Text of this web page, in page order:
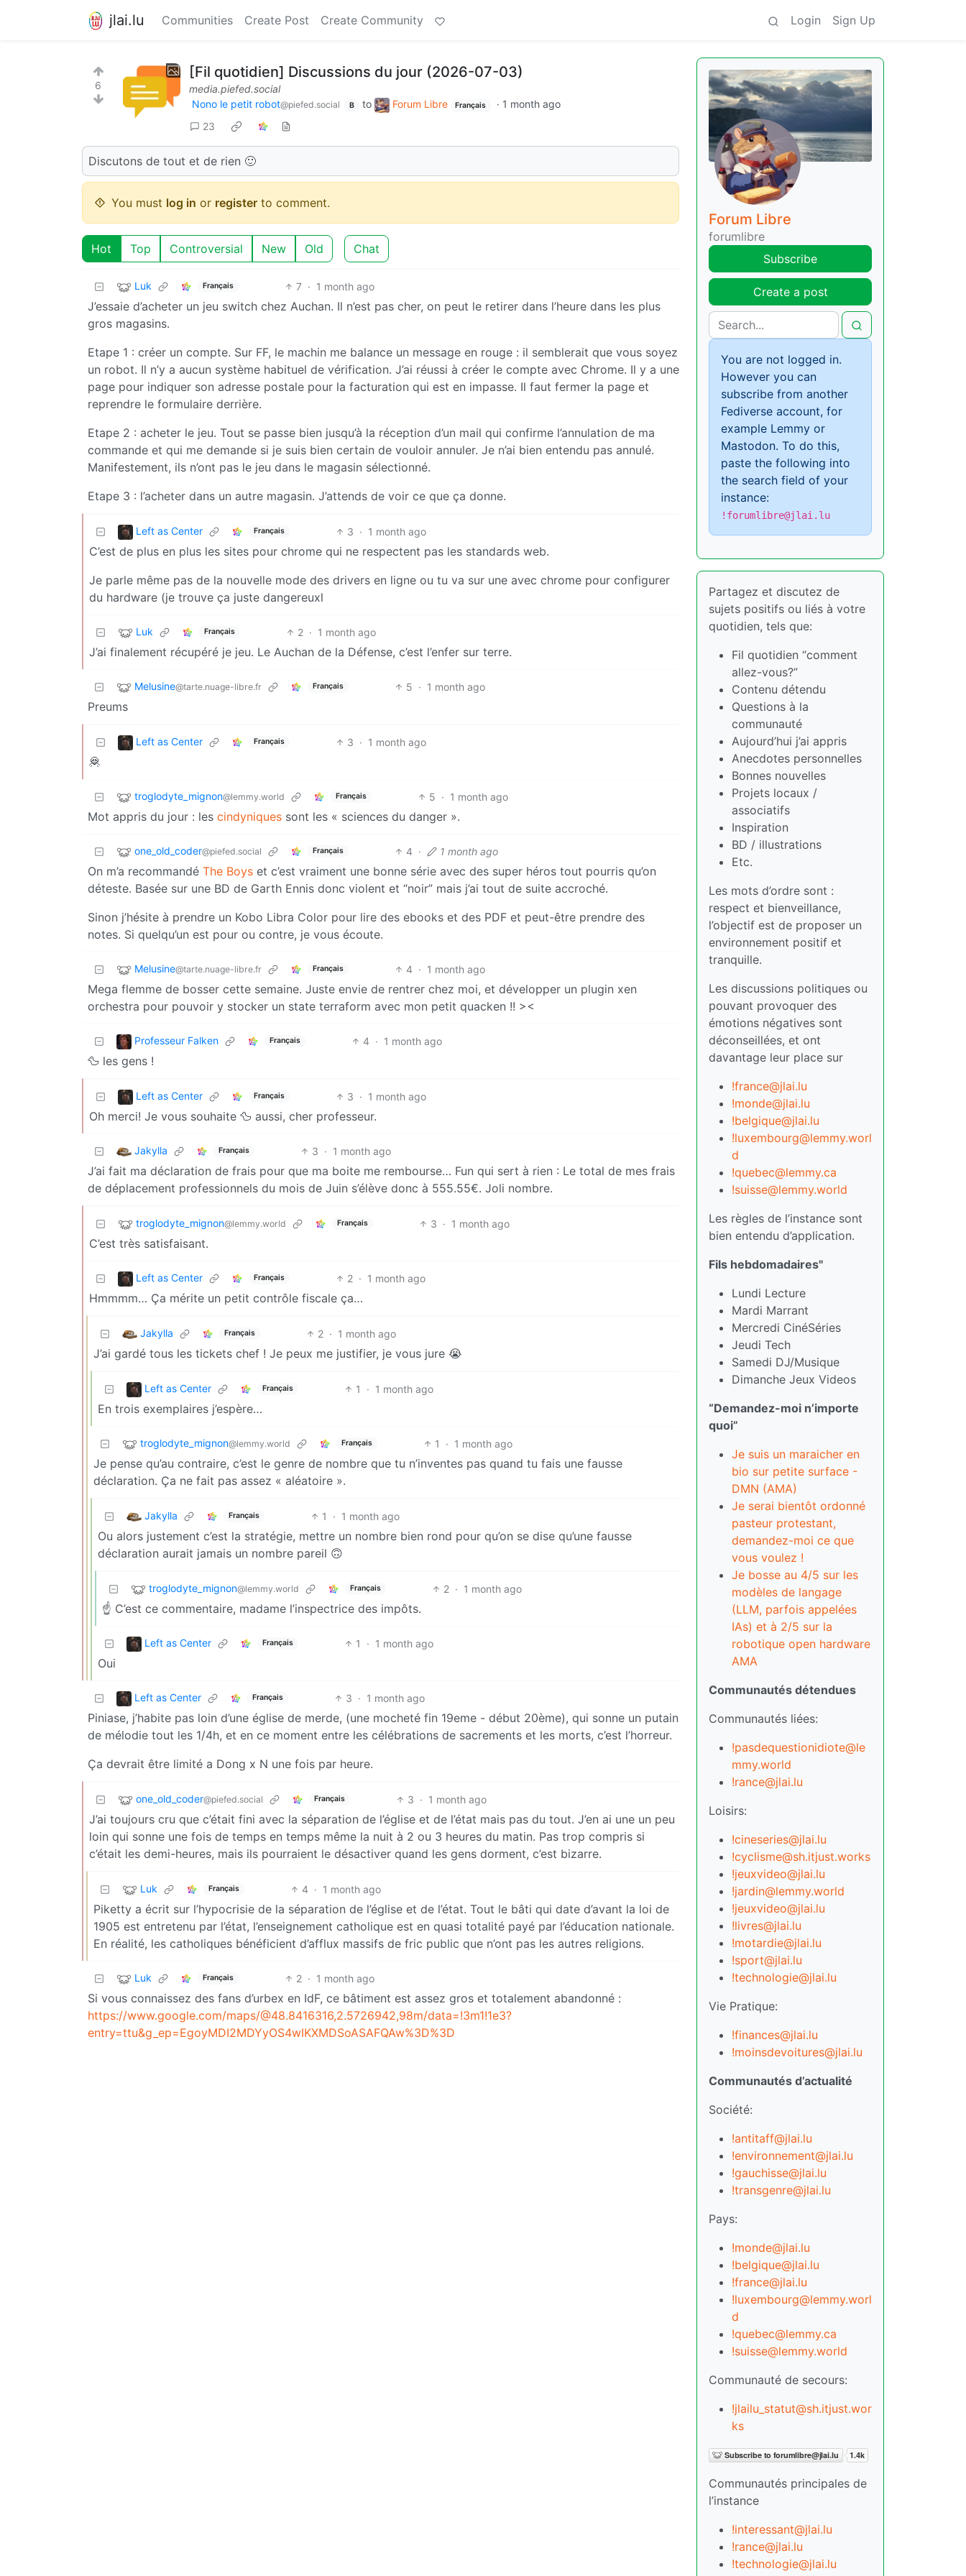
jlai.lu Communities Create Post Create Community Login Sign Up
6
[Fil quotidien] Discussions du jour (2026-07-03)
media.piefed.social
Nono le petit robot@piefed.social B to Forum Libre Français · 1 month ago
23
Discutons de tout et de rien 🙂
You must log in or register to comment.
Hot Top Controversial New Old Chat
Luk Français 7 · 1 month ago
J’essaie d’acheter un jeu switch chez Auchan. Il n’est pas cher, on peut le retirer dans l’heure dans les plus
gros magasins.
Etape 1 : créer un compte. Sur FF, le machin me balance un message en rouge : il semblerait que vous soyez
un robot. Il n’y a aucun système habituel de vérification. J’ai réussi à créer le compte avec Chrome. Il y a une
page pour indiquer son adresse postale pour la facturation qui est en impasse. Il faut fermer la page et
reprendre le formulaire derrière.
Etape 2 : acheter le jeu. Tout se passe bien jusqu’à la réception d’un mail qui confirme l’annulation de ma
commande et qui me demande si je suis bien certain de vouloir annuler. Je n’ai bien entendu pas annulé.
Manifestement, ils n’ont pas le jeu dans le magasin sélectionné.
Etape 3 : l’acheter dans un autre magasin. J’attends de voir ce que ça donne.
Left as Center Français 3 · 1 month ago
C’est de plus en plus les sites pour chrome qui ne respectent pas les standards web.
Je parle même pas de la nouvelle mode des drivers en ligne ou tu va sur une avec chrome pour configurer
du hardware (je trouve ça juste dangereuxl
Luk Français 2 · 1 month ago
J’ai finalement récupéré je jeu. Le Auchan de la Défense, c’est l’enfer sur terre.
Melusine@tarte.nuage-libre.fr Français 5 · 1 month ago
Preums
Left as Center Français 3 · 1 month ago
🦧
troglodyte_mignon@lemmy.world Français 5 · 1 month ago
Mot appris du jour : les cindyniques sont les « sciences du danger ».
one_old_coder@piefed.social Français 4 · 1 month ago
On m’a recommandé The Boys et c’est vraiment une bonne série avec des super héros tout pourris qu’on
déteste. Basée sur une BD de Garth Ennis donc violent et “noir” mais j’ai tout de suite accroché.
Sinon j’hésite à prendre un Kobo Libra Color pour lire des ebooks et des PDF et peut-être prendre des
notes. Si quelqu’un est pour ou contre, je vous écoute.
Melusine@tarte.nuage-libre.fr Français 4 · 1 month ago
Mega flemme de bosser cette semaine. Juste envie de rentrer chez moi, et développer un plugin xen
orchestra pour pouvoir y stocker un state terraform avec mon petit quacken !! ><
Professeur Falken Français 4 · 1 month ago
🦆 les gens !
Left as Center Français 3 · 1 month ago
Oh merci! Je vous souhaite 🦆 aussi, cher professeur.
Jakylla Français 3 · 1 month ago
J’ai fait ma déclaration de frais pour que ma boite me rembourse… Fun qui sert à rien : Le total de mes frais
de déplacement professionnels du mois de Juin s’élève donc à 555.55€. Joli nombre.
troglodyte_mignon@lemmy.world Français 3 · 1 month ago
C’est très satisfaisant.
Left as Center Français 2 · 1 month ago
Hmmmm… Ça mérite un petit contrôle fiscale ça…
Jakylla Français 2 · 1 month ago
J’ai gardé tous les tickets chef ! Je peux me justifier, je vous jure 😭
Left as Center Français 1 · 1 month ago
En trois exemplaires j’espère…
troglodyte_mignon@lemmy.world Français 1 · 1 month ago
Je pense qu’au contraire, c’est le genre de nombre que tu n’inventes pas quand tu fais une fausse
déclaration. Ça ne fait pas assez « aléatoire ».
Jakylla Français 1 · 1 month ago
Ou alors justement c’est la stratégie, mettre un nombre bien rond pour qu’on se dise qu’une fausse
déclaration aurait jamais un nombre pareil 🙃
troglodyte_mignon@lemmy.world Français 2 · 1 month ago
☝️ C’est ce commentaire, madame l’inspectrice des impôts.
Left as Center Français 1 · 1 month ago
Oui
Left as Center Français 3 · 1 month ago
Piniase, j’habite pas loin d’une église de merde, (une mocheté fin 19eme - début 20ème), qui sonne un putain
de mélodie tout les 1/4h, et en ce moment entre les célébrations de sacrements et les morts, c’est l’horreur.
Ça devrait être limité a Dong x N une fois par heure.
one_old_coder@piefed.social Français 3 · 1 month ago
J’ai toujours cru que c’était fini avec la séparation de l’église et de l’état mais pas du tout. J’en ai une un peu
loin qui sonne une fois de temps en temps même la nuit à 2 ou 3 heures du matin. Pas trop compris si
c’était les demi-heures, mais ils pourraient le désactiver quand les gens dorment, c’est bizarre.
Luk Français 4 · 1 month ago
Piketty a écrit sur l’hypocrisie de la séparation de l’église et de l’état. Tout le bâti qui date d’avant la loi de
1905 est entretenu par l’état, l’enseignement catholique est en quasi totalité payé par l’éducation nationale.
En réalité, les catholiques bénéficient d’afflux massifs de fric public que n’ont pas les autres religions.
Luk Français 2 · 1 month ago
Si vous connaissez des fans d’urbex en IdF, ce bâtiment est assez gros et totalement abandonné :
https://www.google.com/maps/@48.8416316,2.5726942,98m/data=!3m1!1e3?
entry=ttu&g_ep=EgoyMDI2MDYyOS4wIKXMDSoASAFQAw%3D%3D
Forum Libre
forumlibre
Subscribe
Create a post
You are not logged in.
However you can
subscribe from another
Fediverse account, for
example Lemmy or
Mastodon. To do this,
paste the following into
the search field of your
instance:
!forumlibre@jlai.lu
Partagez et discutez de
sujets positifs ou liés à votre
quotidien, tels que:
Fil quotidien “comment
allez-vous?”
Contenu détendu
Questions à la
communauté
Aujourd’hui j’ai appris
Anecdotes personnelles
Bonnes nouvelles
Projets locaux /
associatifs
Inspiration
BD / illustrations
Etc.
Les mots d’ordre sont :
respect et bienveillance,
l’objectif est de proposer un
environnement positif et
tranquille.
Les discussions politiques ou
pouvant provoquer des
émotions négatives sont
déconseillées, et ont
davantage leur place sur
!france@jlai.lu
!monde@jlai.lu
!belgique@jlai.lu
!luxembourg@lemmy.worl
d
!quebec@lemmy.ca
!suisse@lemmy.world
Les règles de l’instance sont
bien entendu d’application.
Fils hebdomadaires"
Lundi Lecture
Mardi Marrant
Mercredi CinéSéries
Jeudi Tech
Samedi DJ/Musique
Dimanche Jeux Videos
“Demandez-moi n’importe
quoi”
Je suis un maraicher en
bio sur petite surface -
DMN (AMA)
Je serai bientôt ordonné
pasteur protestant,
demandez-moi ce que
vous voulez !
Je bosse au 4/5 sur les
modèles de langage
(LLM, parfois appelées
IAs) et à 2/5 sur la
robotique open hardware
AMA
Communautés détendues
Communautés liées:
!pasdequestionidiote@le
mmy.world
!rance@jlai.lu
Loisirs:
!cineseries@jlai.lu
!cyclisme@sh.itjust.works
!jeuxvideo@jlai.lu
!jardin@lemmy.world
!jeuxvideo@jlai.lu
!livres@jlai.lu
!motardie@jlai.lu
!sport@jlai.lu
!technologie@jlai.lu
Vie Pratique:
!finances@jlai.lu
!moinsdevoitures@jlai.lu
Communautés d’actualité
Société:
!antitaff@jlai.lu
!environnement@jlai.lu
!gauchisse@jlai.lu
!transgenre@jlai.lu
Pays:
!monde@jlai.lu
!belgique@jlai.lu
!france@jlai.lu
!luxembourg@lemmy.worl
d
!quebec@lemmy.ca
!suisse@lemmy.world
Communauté de secours:
!jlailu_statut@sh.itjust.wor
ks
Communautés principales de
l’instance
!interessant@jlai.lu
!rance@jlai.lu
!technologie@jlai.lu